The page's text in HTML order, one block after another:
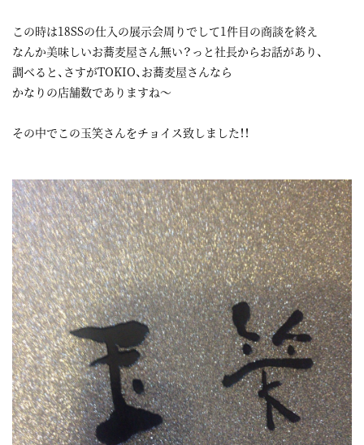
この時は18SSの仕入の展示会周りでして1件目の商談を終え
なんか美味しいお蕎麦屋さん無い？っと社長からお話があり、
調べると、さすがTOKIO、お蕎麦屋さんなら
かなりの店舗数でありますね～
その中でこの玉笑さんをチョイス致しました！！